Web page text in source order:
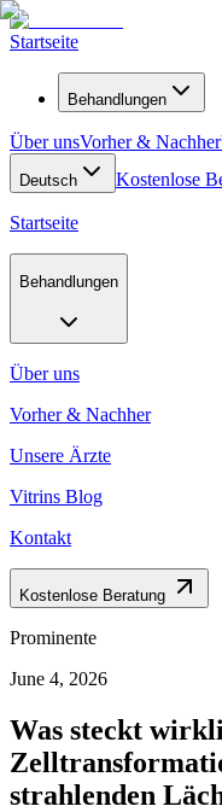
Startseite
Behandlungen
Über unsVorher & Nachher
Deutsch Kostenlose
Startseite
Behandlungen
Über uns
Vorher & Nachher
Unsere Ärzte
Vitrins Blog
Kontakt
Kostenlose Beratung
Prominente
June 4, 2026
Was steckt
strahlenden